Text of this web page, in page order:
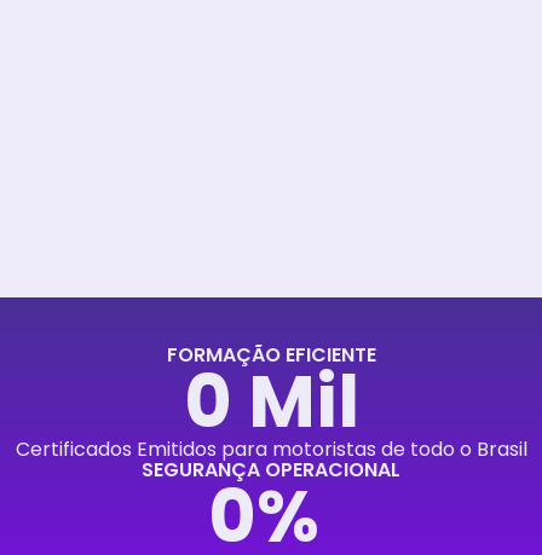
FORMAÇÃO EFICIENTE
Certificados Emitidos para motoristas de todo o Brasil
0 Mil
SEGURANÇA OPERACIONAL
0%